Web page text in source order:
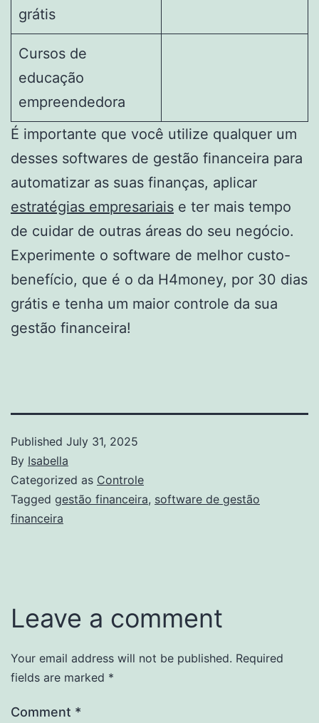
grátis
Cursos de
educação
empreendedora
É importante que você utilize qualquer um
desses softwares de gestão financeira para
automatizar as suas finanças, aplicar
estratégias empresariais e ter mais tempo
de cuidar de outras áreas do seu negócio.
Experimente o software de melhor custo-
benefício, que é o da H4money, por 30 dias
grátis e tenha um maior controle da sua
gestão financeira!
Published July 31, 2025
By Isabella
Categorized as Controle
Tagged gestão financeira, software de gestão
financeira
Leave a comment
Your email address will not be published. Required
fields are marked *
Comment *